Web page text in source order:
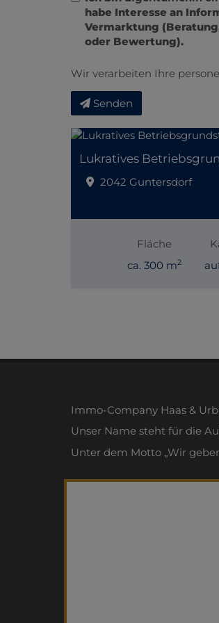
habe Interesse an
Vermarktung
oder Bewertung).
Wir verarbeiten Ihre
Senden
2042 Guntersdorf
Fläche
ca. 300 m2
Immo-Company Haas &
Unser Name steht für die
Unter dem Motto „Wir